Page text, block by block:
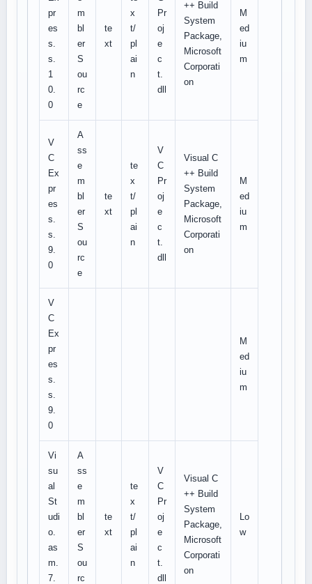
pr
es
s.
s.
1
0.
0
m
bl
er
S
ou
rc
e
te
xt
x
t/
pl
ai
n
Pr
oj
e
c
t.
dll
++ Build
System
Package,
Microsoft
Corporati
on
M
ed
iu
m
V
C
Ex
pr
es
s.
s.
9.
0
A
ss
e
m
bl
er
S
ou
rc
e
te
xt
te
x
t/
pl
ai
n
V
C
Pr
oj
e
c
t.
dll
Visual C
++ Build
System
Package,
Microsoft
Corporati
on
M
ed
iu
m
V
C
Ex
pr
es
s.
s.
9.
0
M
ed
iu
m
Vi
su
al
St
udi
o.
as
m.
7.
A
ss
e
m
bl
er
S
ou
rc
te
xt
te
x
t/
pl
ai
n
V
C
Pr
oj
e
c
t.
dll
Visual C
++ Build
System
Package,
Microsoft
Corporati
on
Lo
w